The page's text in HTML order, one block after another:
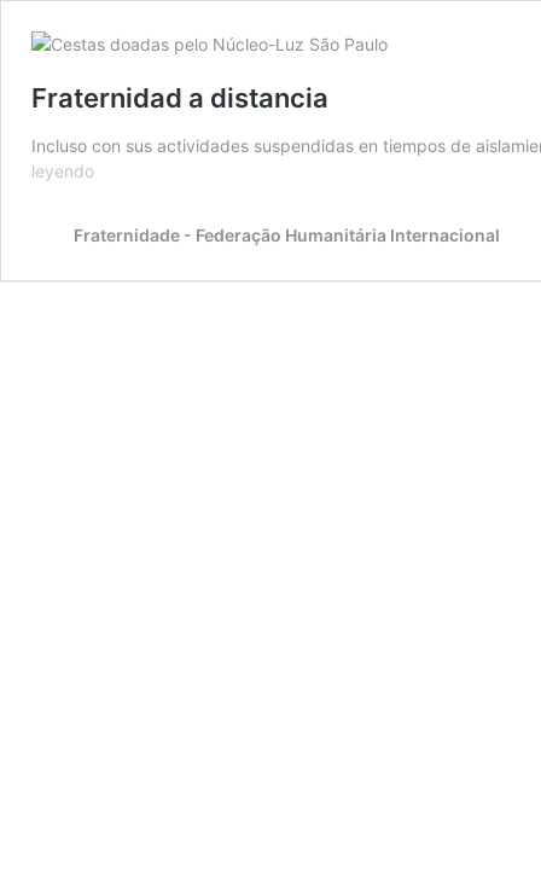
Fraternidad a distancia
Incluso con sus actividades suspendidas en tiempos de
leyendoFraternidad
Fraternidade - Federação Humanitária Internacional